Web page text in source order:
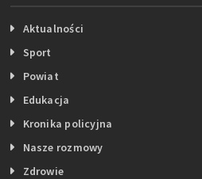
Aktualności
Sport
Powiat
Edukacja
Kronika policyjna
Nasze rozmowy
Zdrowie